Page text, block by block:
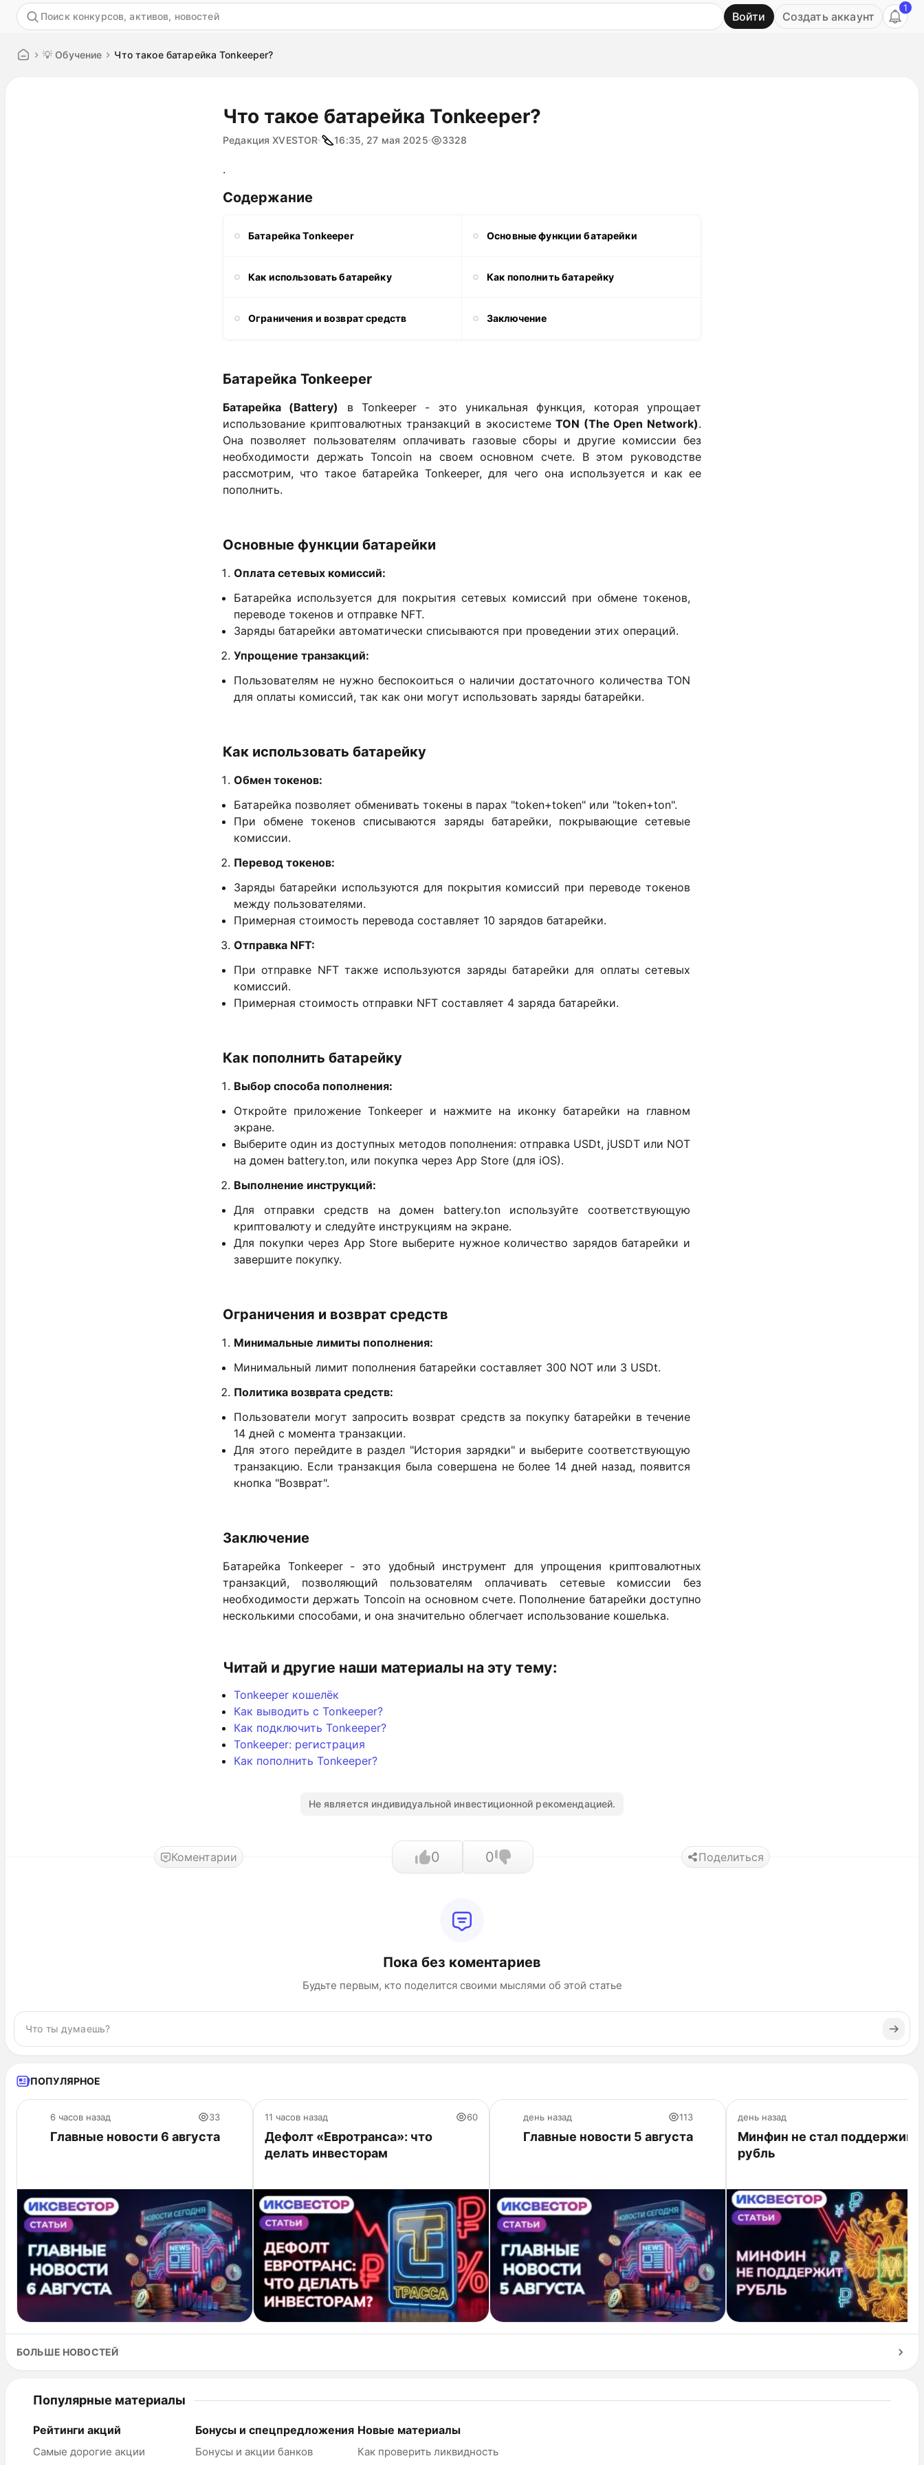
Войти Создать аккаунт
1
💡 Обучение Что такое батарейка Tonkeeper?
Что такое батарейка Tonkeeper?
Редакция XVESTOR 16:35, 27 мая 2025 3328
.
Содержание
Батарейка Tonkeeper Основные функции батарейки
Как использовать батарейку Как пополнить батарейку
Ограничения и возврат средств Заключение
Батарейка Tonkeeper
Батарейка (Battery)
в Tonkeeper - это уникальная функция, которая упрощает
использование криптовалютных транзакций в экосистемеTON (The Open Network).
Она позволяет пользователям оплачивать газовые сборы и другие комиссии без
необходимости держать Toncoin на своем основном счете. В этом руководстве
рассмотрим, что такое батарейка Tonkeeper, для чего она используется и как ее
пополнить.
Основные функции батарейки
Оплата сетевых комиссий:
Батарейка используется для покрытия сетевых комиссий при обмене токенов,
переводе токенов и отправке NFT.
Заряды батарейки автоматически списываются при проведении этих операций.
Упрощение транзакций:
Пользователям не нужно беспокоиться о наличии достаточного количества TON
для оплаты комиссий, так как они могут использовать заряды батарейки.
Как использовать батарейку
Обмен токенов:
Батарейка позволяет обменивать токены в парах "token+token" или "token+ton".
При обмене токенов списываются заряды батарейки, покрывающие сетевые
комиссии.
Перевод токенов:
Заряды батарейки используются для покрытия комиссий при переводе токенов
между пользователями.
Примерная стоимость перевода составляет 10 зарядов батарейки.
Отправка NFT:
При отправке NFT также используются заряды батарейки для оплаты сетевых
комиссий.
Примерная стоимость отправки NFT составляет 4 заряда батарейки.
Как пополнить батарейку
Выбор способа пополнения:
Откройте приложение Tonkeeper и нажмите на иконку батарейки на главном
экране.
Выберите один из доступных методов пополнения: отправка USDt, jUSDT или NOT
на домен battery.ton, или покупка через App Store (для iOS).
Выполнение инструкций:
Для отправки средств на домен battery.ton используйте соответствующую
криптовалюту и следуйте инструкциям на экране.
Для покупки через App Store выберите нужное количество зарядов батарейки и
завершите покупку.
Ограничения и возврат средств
Минимальные лимиты пополнения:
Минимальный лимит пополнения батарейки составляет 300 NOT или 3 USDt.
Политика возврата средств:
Пользователи могут запросить возврат средств за покупку батарейки в течение
14 дней с момента транзакции.
Для этого перейдите в раздел "История зарядки" и выберите соответствующую
транзакцию. Если транзакция была совершена не более 14 дней назад, появится
кнопка "Возврат".
Заключение
Батарейка Tonkeeper - это удобный инструмент для упрощения криптовалютных
транзакций, позволяющий пользователям оплачивать сетевые комиссии без
необходимости держать Toncoin на основном счете. Пополнение батарейки доступно
несколькими способами, и она значительно облегчает использование кошелька.
Читай и другие наши материалы на эту тему:
Tonkeeper кошелёк
Как выводить с Tonkeeper?
Как подключить Tonkeeper?
Tonkeeper: регистрация
Как пополнить Tonkeeper?
Не является индивидуальной инвестиционной рекомендацией.
Коментарии 0 0 Поделиться
Пока без коментариев
Будьте первым, кто поделится своими мыслями об этой статье
ПОПУЛЯРНОЕ
6 часов назад 33
Главные новости 6 августа
11 часов назад 60
Дефолт «Евротранса»: что
делать инвесторам
день назад 113
Главные новости 5 августа
день назад
Минфин не стал
рубль
БОЛЬШЕ НОВОСТЕЙ
Популярные материалы
Рейтинги акций
Самые дорогие акции
Бонусы и спецпредложения
Бонусы и акции банков
Новые материалы
Как проверить ликвидность